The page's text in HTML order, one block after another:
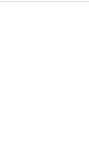
がございましたら